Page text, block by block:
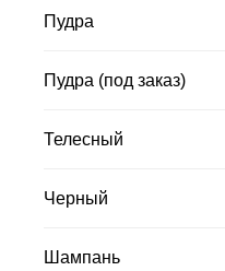
Пудра
Пудра (под заказ)
Телесный
Черный
Шампань